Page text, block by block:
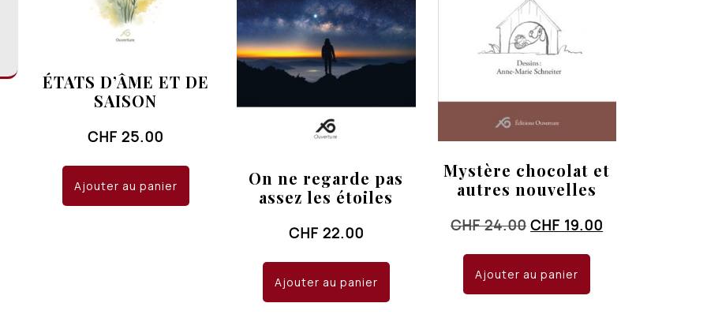
ÉTATS D’ÂME ET DE
SAISON
CHF 25.00
Ajouter au panier
On ne regarde pas
assez les étoiles
CHF 22.00
Ajouter au panier
Mystère chocolat et
autres nouvelles
CHF24.00 Le
initial
CHF 19.00
Ajouter au panier